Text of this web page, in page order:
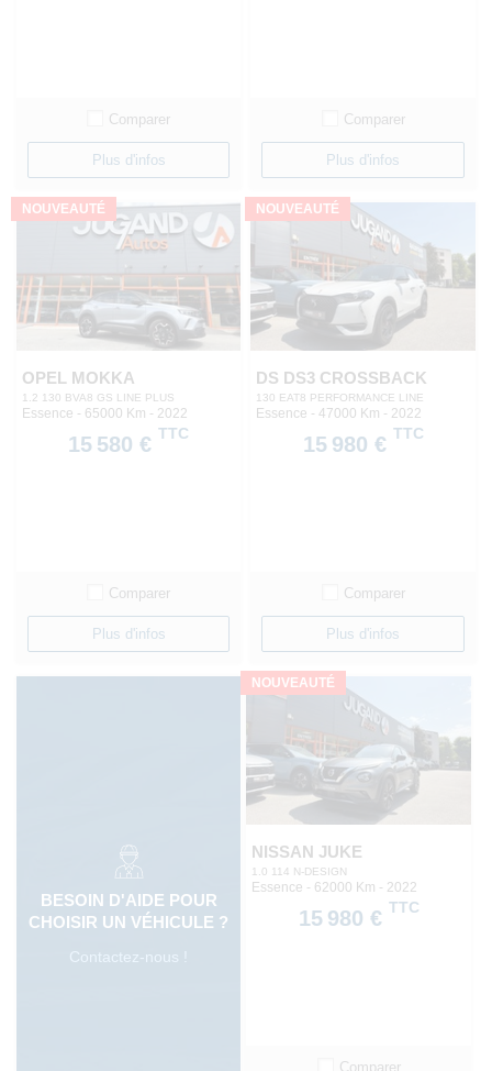
Comparer
Plus d'infos
Comparer
Plus d'infos
NOUVEAUTÉ
OPEL MOKKA
1.2 130 BVA8 GS LINE PLUS
Essence - 65000 Km - 2022
15 580 € TTC
Comparer
Plus d'infos
NOUVEAUTÉ
DS DS3 CROSSBACK
130 EAT8 PERFORMANCE LINE
Essence - 47000 Km - 2022
15 980 € TTC
Comparer
Plus d'infos
BESOIN D'AIDE POUR
CHOISIR UN VÉHICULE ?
Contactez-nous !
NOUVEAUTÉ
NISSAN JUKE
1.0 114 N-DESIGN
Essence - 62000 Km - 2022
15 980 € TTC
Comparer